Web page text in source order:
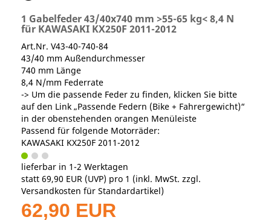
1 Gabelfeder 43/40x740 mm >55-65 kg< 8,4 N
für KAWASAKI KX250F 2011-2012
Art.Nr. V43-40-740-84
43/40 mm Außendurchmesser
740 mm Länge
8,4 N/mm Federrate
-> Um die passende Feder zu finden, klicken Sie bitte
auf den Link „Passende Federn (Bike + Fahrergewicht)“
in der obenstehenden orangen Menüleiste
Passend für folgende Motorräder:
KAWASAKI KX250F 2011-2012
lieferbar in 1-2 Werktagen
statt 69,90 EUR (UVP) pro 1 (inkl. MwSt. zzgl.
Versandkosten für Standardartikel)
62,90 EUR